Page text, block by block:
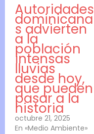
Autoridades
dominicana
s advierten
a la
población
intensas
lluvias
desde hoy,
que pueden
pasar a la
historia
octubre 21, 2025
En «Medio Ambiente»